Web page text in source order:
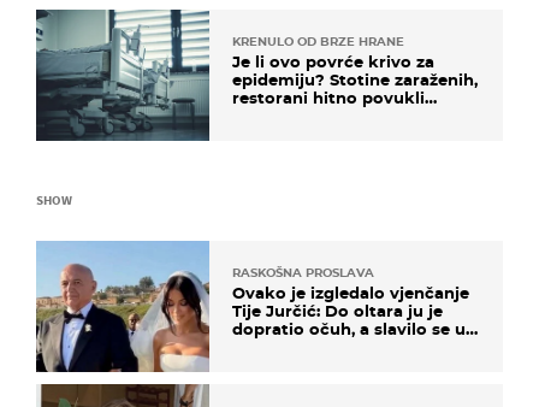
KRENULO OD BRZE HRANE
Je li ovo povrće krivo za
epidemiju? Stotine zaraženih,
restorani hitno povukli
SHOW
RASKOŠNA PROSLAVA
Ovako je izgledalo vjenčanje
Tije Jurčić: Do oltara ju je
dopratio očuh, a slavilo se uz